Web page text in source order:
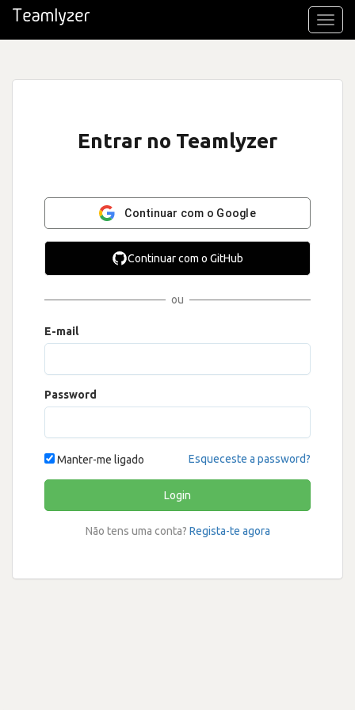
Entrar no Teamlyzer
Continuar com o Google
Continuar com o GitHub
ou
E-mail
Password
Manter-me ligado Esqueceste a password?
Login
Não tens uma conta? Regista-te agora